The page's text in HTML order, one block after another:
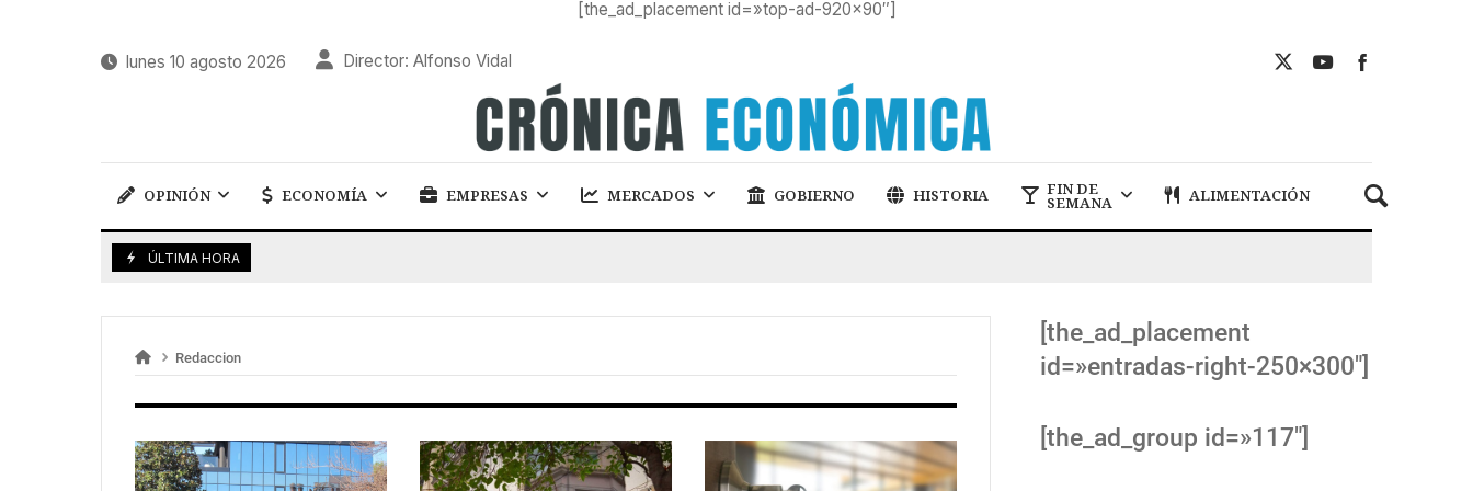
[the_ad_placement id=»top-ad-920×90″]
lunes 10 agosto 2026 Director: Alfonso Vidal
OPINIÓN ECONOMÍA EMPRESAS MERCADOS GOBIERNO HISTORIA FIN DE
SEMANA ALIMENTACIÓN
ÚLTIMA HORA
Redaccion
[the_ad_placement
id=»entradas-right-250×300″]
[the_ad_group id=»117″]